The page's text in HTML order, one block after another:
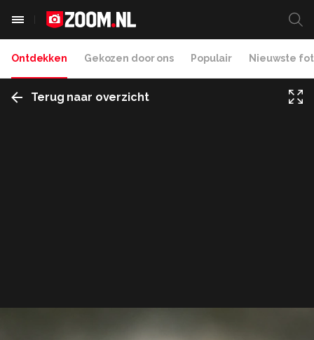
Ontdekken Gekozen door ons Populair Nieuwste
Terug naar overzicht